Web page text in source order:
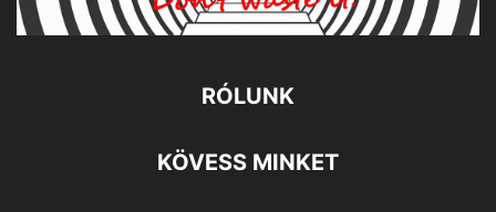
RÓLUNK
KÖVESS MINKET